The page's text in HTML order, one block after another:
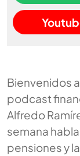
Bienvenidos
podcast
Alfredo
semana
pensiones y